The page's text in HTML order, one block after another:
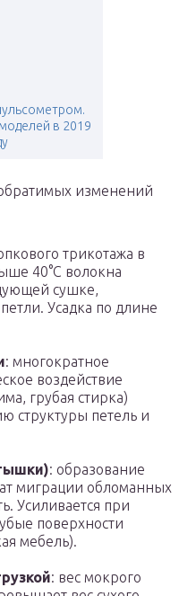
в 2019
изменений
трикотажа в
40°C волокна
сушке,
Усадка по длине
: многократное
воздействие
грубая стирка)
структуры петель и
: образование
миграции обломанных
Усиливается при
поверхности
мебель).
: вес мокрого